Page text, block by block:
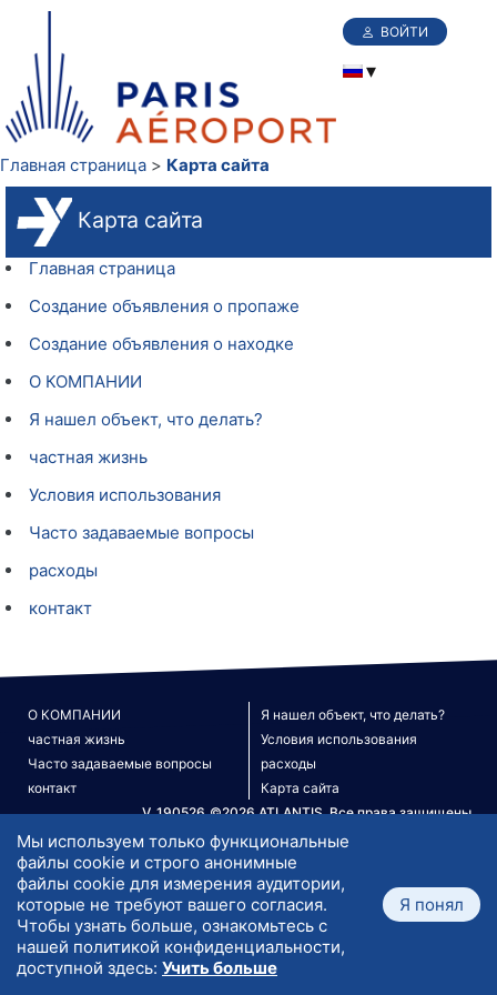
ВОЙТИ
Главная страница Карта сайта
Карта сайта
Главная страница
Создание объявления о пропаже
Создание объявления о находке
О КОМПАНИИ
Я нашел объект, что делать?
частная жизнь
Условия использования
Часто задаваемые вопросы
расходы
контакт
О КОМПАНИИ
Я нашел объект, что делать?
частная жизнь
Условия использования
Часто задаваемые вопросы
расходы
контакт
Карта сайта
V. 190526 ©2026 ATLANTIS. Все права защищены.
Мы используем только функциональные
файлы cookie и строго анонимные
файлы cookie для измерения аудитории,
которые не требуют вашего согласия.
Чтобы узнать больше, ознакомьтесь с
нашей политикой конфиденциальности,
доступной здесь: Учить больше
Я понял